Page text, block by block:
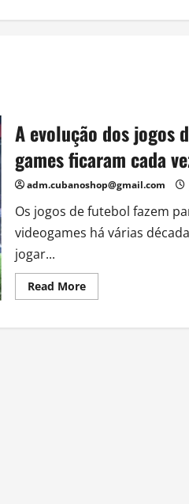
A evolução dos jogos
games ficaram cada
adm.cubanoshop@gmail.com
Os jogos de futebol fazem
videogames há várias
jogar...
Read MoreRead
more
evolução